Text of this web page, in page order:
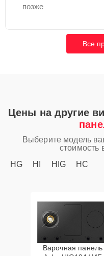
позже
Все
Цены на другие
Выберите модель
стоимость
HG
HI HIG HC
Варочная панель